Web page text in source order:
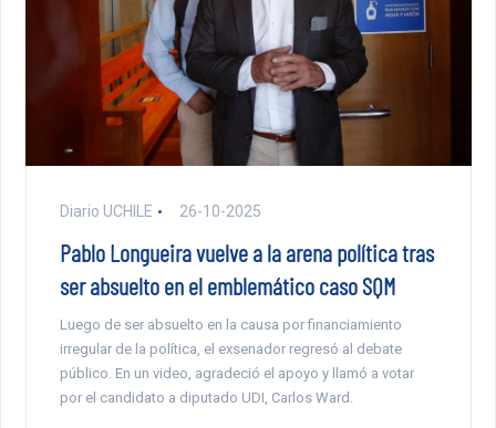
Diario UCHILE 26-10-2025
Pablo Longueira vuelve a la arena política tras
ser absuelto en el emblemático caso SQM
Luego de ser absuelto en la causa por financiamiento
irregular de la política, el exsenador regresó al debate
público. En un video, agradeció el apoyo y llamó a votar
por el candidato a diputado UDI, Carlos Ward.